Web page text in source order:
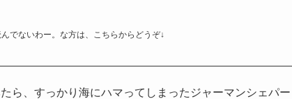
でないわー。な方は、こちらからどうぞ↓
ら、すっかり海にハマってしまったジャーマンシェパー